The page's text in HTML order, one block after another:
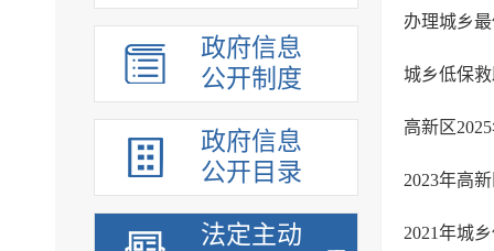
政府信息
公开制度
政府信息
公开目录
法定主动
办理城乡
城乡低保
高新区
2023年高
2021年城